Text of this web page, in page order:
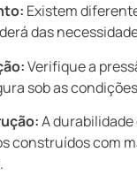
Existem
das
Verifique a
sob as
A
construídos com